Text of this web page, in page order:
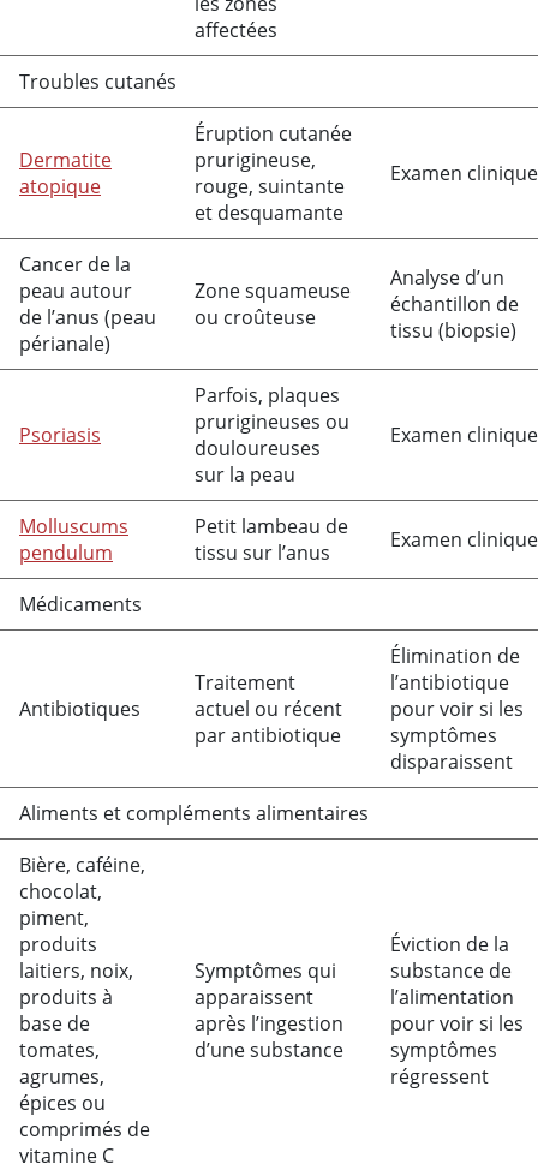
affectées
Troubles cutanés
Dermatite
atopique
Éruption cutanée
prurigineuse,
rouge, suintante
et desquamante
Examen clinique
Cancer de la
peau autour
de l’anus (peau
périanale)
Zone squameuse
ou croûteuse
Analyse d’un
échantillon de
tissu (biopsie)
Psoriasis
Parfois, plaques
prurigineuses ou
douloureuses
sur la peau
Examen clinique
Molluscums
pendulum
Petit lambeau de
tissu sur l’anus
Examen clinique
Médicaments
Antibiotiques
Traitement
actuel ou récent
par antibiotique
Élimination de
l’antibiotique
pour voir si les
symptômes
disparaissent
Aliments et compléments alimentaires
Bière, caféine,
chocolat,
piment,
produits
laitiers, noix,
produits à
base de
tomates,
agrumes,
épices ou
comprimés de
vitamine C
Symptômes qui
apparaissent
après l’ingestion
d’une substance
Éviction de la
substance de
l’alimentation
pour voir si les
symptômes
régressent